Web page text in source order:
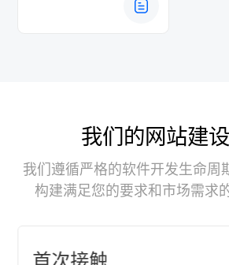
我们的网站建
我们遵循严格的软件开发生命周
构建满足您的要求和市场需求